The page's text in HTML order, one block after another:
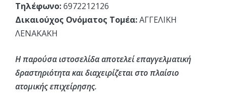
Τηλέφωνο:6972212126
Δικαιούχος Ονόματος Τομέα:ΑΓΓΕΛΙΚΗ
ΛΕΝΑΚΑΚΗ
Η παρούσα ιστοσελίδα αποτελεί επαγγελματική
δραστηριότητα και διαχειρίζεται στο πλαίσιο
ατομικής επιχείρησης.